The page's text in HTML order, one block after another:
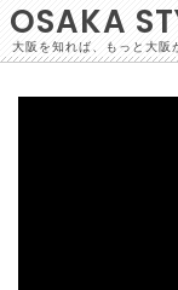
OSAKA
大阪を知れば、もっと大阪